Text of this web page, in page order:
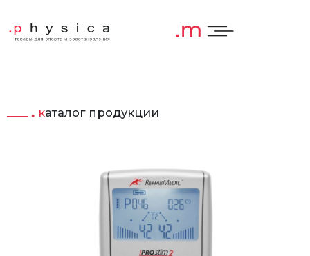
каталог продукции